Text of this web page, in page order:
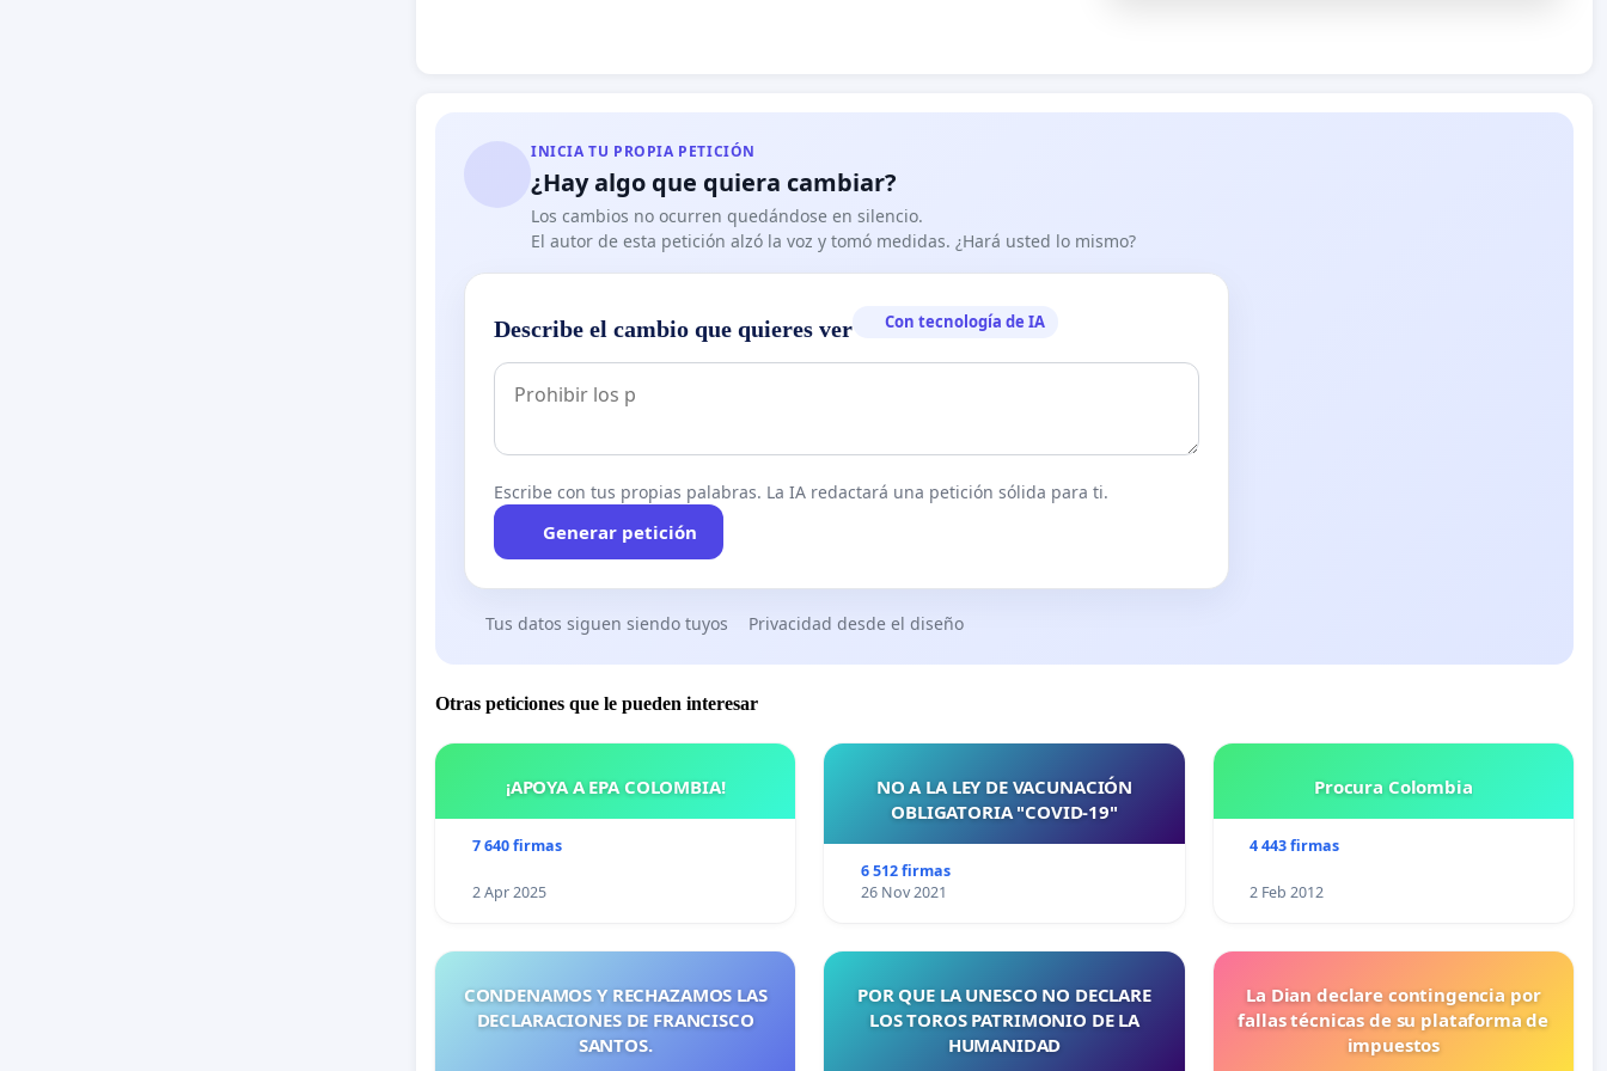
INICIA TU PROPIA PETICIÓN
¿Hay algo que quiera cambiar?
Los cambios no ocurren quedándose en silencio.
El autor de esta petición alzó la voz y tomó medidas. ¿Hará usted lo mismo?
Describe el cambio que quieres ver Con tecnología de IA
Escribe con tus propias palabras. La IA redactará una petición sólida para ti.
Generar petición
Tus datos siguen siendo tuyos Privacidad desde el diseño
Otras peticiones que le pueden interesar
¡APOYA A EPA COLOMBIA!
7 640 firmas
2 Apr 2025
NO A LA LEY DE VACUNACIÓN
OBLIGATORIA "COVID-19"
6 512 firmas
26 Nov 2021
Procura Colombia
4 443 firmas
2 Feb 2012
CONDENAMOS Y RECHAZAMOS LAS
DECLARACIONES DE FRANCISCO
SANTOS.
POR QUE LA UNESCO NO DECLARE
LOS TOROS PATRIMONIO DE LA
HUMANIDAD
La Dian declare contingencia por
fallas técnicas de su plataforma de
impuestos